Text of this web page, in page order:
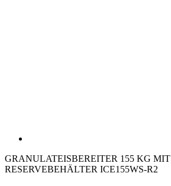
GRANULATEISBEREITER 155 KG MIT
RESERVEBEHÄLTER ICE155WS-R2